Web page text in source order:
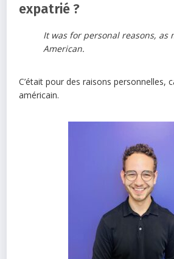
expatrié ?
It was for personal reasons, as
American.
C’était pour des raisons personnelles,
américain.